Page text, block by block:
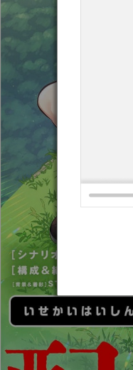
:692.15.691.24:t-vnqp.lunrzsdszk.vn.oi